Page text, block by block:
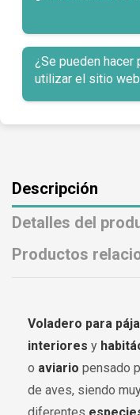
¿Se pueden
utilizar el sitio
Descripción
Detalles del
Productos
Voladero para
interiores y
o aviario pensado
de aves, siendo